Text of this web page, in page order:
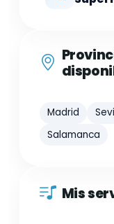
Madrid
Salamanca
Mis